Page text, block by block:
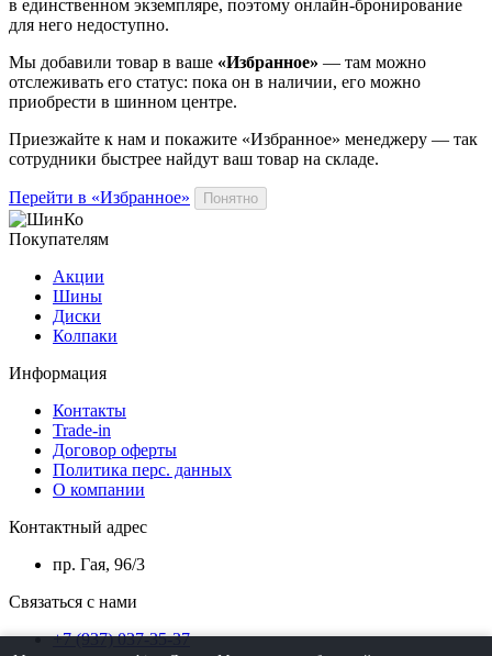
в единственном экземпляре, поэтому онлайн-бронирование
для него недоступно.
Мы добавили товар в ваше «Избранное» — там можно
отслеживать его статус: пока он в наличии, его можно
приобрести в шинном центре.
Приезжайте к нам и покажите «Избранное» менеджеру — так
сотрудники быстрее найдут ваш товар на складе.
Перейти в «Избранное» Понятно
Покупателям
Акции
Шины
Диски
Колпаки
Информация
Контакты
Trade-in
Договор оферты
Политика перс. данных
О компании
Контактный адрес
пр. Гая, 96/3
Связаться с нами
+7 (937) 037-35-37